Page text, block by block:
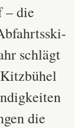
– die
schlägt
die